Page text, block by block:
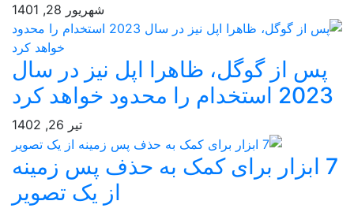
شهریور 28, 1401
پس از گوگل، ظاهرا اپل نیز در سال
استخدام را محدود خواهد کرد
7 ابزار برای کمک به حذف پس زمینه
از یک تصویر